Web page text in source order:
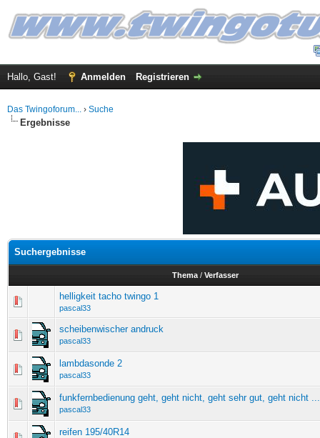
Hallo, Gast! Anmelden Registrieren
Das Twingoforum... › Suche
Ergebnisse
Suchergebnisse
Thema / Verfasser
helligkeit tacho twingo 1
pascal33
scheibenwischer andruck
pascal33
lambdasonde 2
pascal33
funkfernbedienung geht, geht nicht, geht sehr gut, geht nicht ...
pascal33
reifen 195/40R14